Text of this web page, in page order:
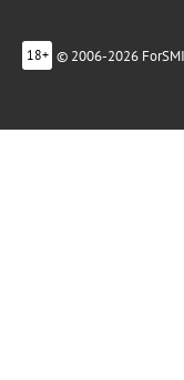
18+ © 2006-2026